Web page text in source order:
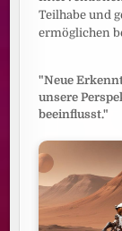
Teilhabe und
ermöglichen
"Neue
unsere
beeinflusst."